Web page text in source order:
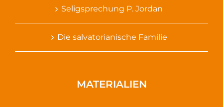
Seligsprechung P. Jordan
Die salvatorianische Familie
MATERIALIEN